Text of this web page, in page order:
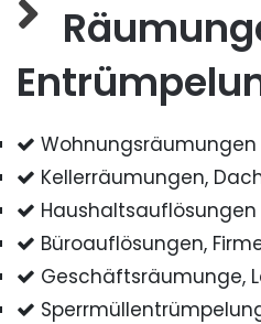
Wohnungsräumungen
Kellerräumungen,
Haushaltsauflösungen
Büroauflösungen,
Geschäftsräumunge,